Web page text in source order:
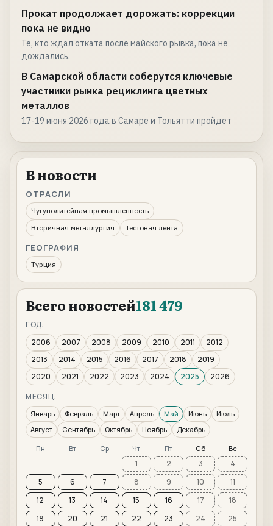
Прокат продолжает дорожать: коррекции
пока не видно
Те, кто ждал отката после майского рывка, пока не
дождались.
В Самарской области соберутся ключевые
участники рынка рециклинга цветных
металлов
17-19 июня 2026 года в Самаре и Тольятти пройдет
В новости
ОТРАСЛИ
Чугунолитейная промышленность
Вторичная металлургия
Тестовая лента
ГЕОГРАФИЯ
Турция
Всего новостей181 479
ГОД:
2006
2007 2008 2009 2010 2011
2012
2013
2014 2015 2016 2017 2018
2019
2020
2021 2022 2023 2024 2025
2026
МЕСЯЦ:
Январь Февраль Март Апрель Май Июнь
Июль
Август
Сентябрь Октябрь Ноябрь Декабрь
Пн Вт Ср Чт Пт Сб Вс
1 2 3
4
5
6 7 8 9 10
11
12
13 14 15 16 17
18
19
20 21 22 23 24
25